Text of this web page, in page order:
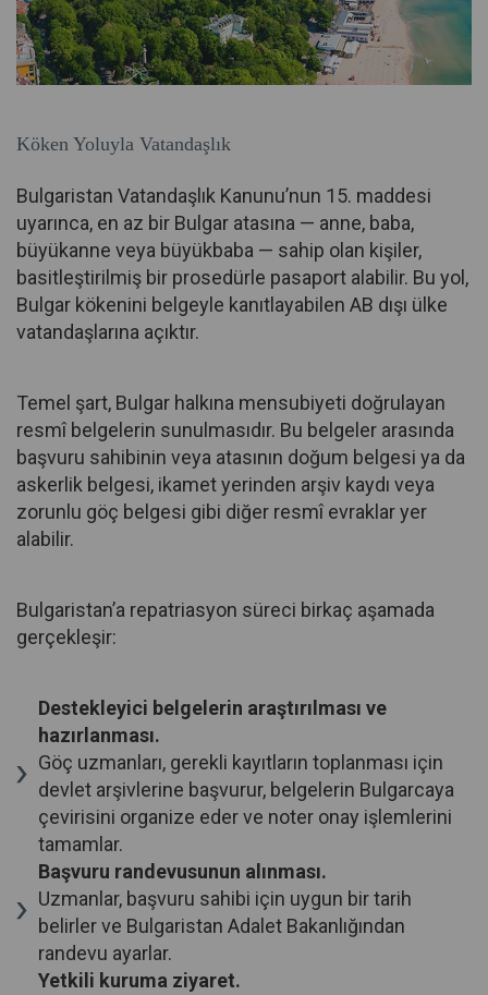
Köken Yoluyla Vatandaşlık
Bulgaristan Vatandaşlık Kanunu’nun 15. maddesi
uyarınca, en az bir Bulgar atasına — anne, baba,
büyükanne veya büyükbaba — sahip olan kişiler,
basitleştirilmiş bir prosedürle pasaport alabilir. Bu yol,
Bulgar kökenini belgeyle kanıtlayabilen AB dışı ülke
vatandaşlarına açıktır.
Temel şart, Bulgar halkına mensubiyeti doğrulayan
resmî belgelerin sunulmasıdır. Bu belgeler arasında
başvuru sahibinin veya atasının doğum belgesi ya da
askerlik belgesi, ikamet yerinden arşiv kaydı veya
zorunlu göç belgesi gibi diğer resmî evraklar yer
alabilir.
Bulgaristan’a repatriasyon süreci birkaç aşamada
gerçekleşir:
Destekleyici belgelerin araştırılması ve
hazırlanması.
Göç uzmanları, gerekli kayıtların toplanması için
devlet arşivlerine başvurur, belgelerin Bulgarcaya
çevirisini organize eder ve noter onay işlemlerini
tamamlar.
Başvuru randevusunun alınması.
Uzmanlar, başvuru sahibi için uygun bir tarih
belirler ve Bulgaristan Adalet Bakanlığından
randevu ayarlar.
Yetkili kuruma ziyaret.